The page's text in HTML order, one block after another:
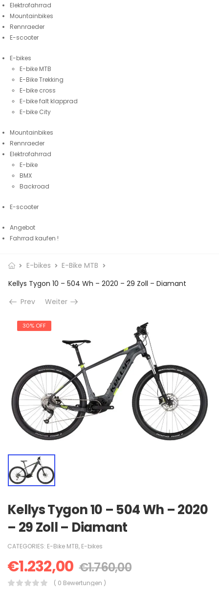
Elektrofahrrad
Mountainbikes
Rennraeder
E-scooter
E-bikes
E-bike MTB
E-Bike Trekking
E-bike cross
E-bike falt klapprad
E-bike City
Mountainbikes
Rennraeder
Elektrofahrrad
E-bike
BMX
Backroad
E-scooter
Angebot
Fahrrad kaufen !
E-bikes
E-Bike MTB
Kellys Tygon 10 – 504 Wh – 2020 – 29 Zoll – Diamant
Prev
Weiter
30% OFF
Kellys Tygon 10 – 504 Wh – 2020
– 29 Zoll – Diamant
CATEGORIES: E-Bike MTB, E-bikes
€1.232,00 €1.760,00
( 0 Bewertungen )